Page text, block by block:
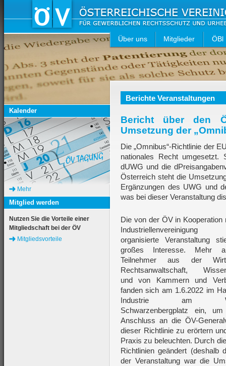
Über uns Mitglieder ÖBl
Berichte Veranstaltungen
Bericht über den
Umsetzung der
Die „Omnibus“-Richtlinie der
nationales Recht
dUWG und die
Österreich steht die
Ergänzungen des UWG und
was bei dieser Veranstaltung
Die von der ÖV in Kooperation
organisierte Veranstaltung
großes Interesse. Mehr
Teilnehmer aus der
Rechtsanwaltschaft,
und von Kammern und
fanden sich am 1.6.2022 im
Industrie am
Schwarzenbergplatz ein,
Anschluss an die ÖV-
dieser Richtlinie zu erörtern
Praxis zu beleuchten. Durch
Richtlinien geändert (deshalb
der Veranstaltung war die
Kalender
Mehr
Mitglied werden
Nutzen Sie die Vorteile einer
Mitgliedschaft bei der ÖV
Mitgliedsvorteile